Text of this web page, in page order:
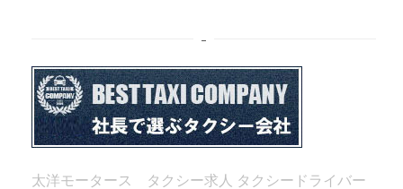
–
太洋モータース タクシー求人 タクシードライバー